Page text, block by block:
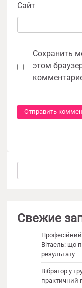
Сайт
Сохранить
этом
Свежие
Вітаель: що
результату
Вібратор у
практичний